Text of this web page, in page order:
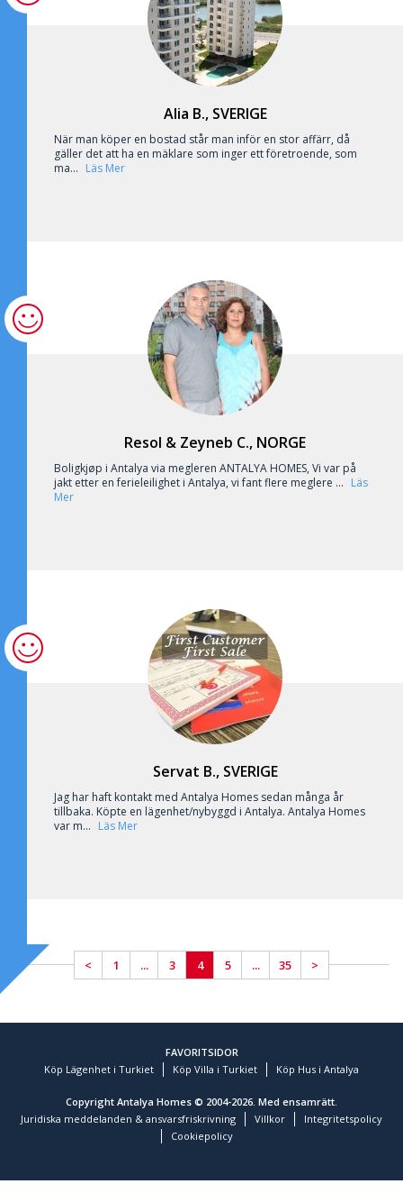
Alia B., SVERIGE
När man köper en bostad står man inför en stor affärr, då
gäller det att ha en mäklare som inger ett företroende, som
ma... Läs Mer
Resol & Zeyneb C., NORGE
Boligkjøp i Antalya via megleren ANTALYA HOMES, Vi var på
jakt etter en ferieleilighet i Antalya, vi fant flere meglere ... Läs
Mer
Servat B., SVERIGE
Jag har haft kontakt med Antalya Homes sedan många år
tillbaka. Köpte en lägenhet/nybyggd i Antalya. Antalya Homes
var m... Läs Mer
< 1 ... 3 4 5 ... 35 >
FAVORITSIDOR
Köp Lägenhet i Turkiet
Köp Villa i Turkiet Köp Hus i Antalya
Copyright Antalya Homes © 2004-2026. Med ensamrätt.
Juridiska meddelanden & ansvarsfriskrivning
Villkor
Integritetspolicy
Cookiepolicy